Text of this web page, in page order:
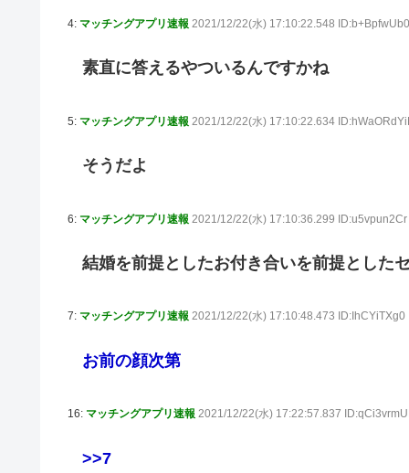
4: マッチングアプリ速報 2021/12/22(水) 17:10:22.548 ID:b+BpfwUb0
素直に答えるやついるんですかね
5: マッチングアプリ速報 2021/12/22(水) 17:10:22.634
そうだよ
6: マッチングアプリ速報 2021/12/22(水) 17:10:36.299 ID:u5vpun2Cr
結婚を前提としたお付き合いを前提とした
7: マッチングアプリ速報 2021/12/22(水) 17:10:48.473 ID:IhCYiTXg0
お前の顔次第
16: マッチングアプリ速報 2021/12/22(水) 17:22:57.837
>>7